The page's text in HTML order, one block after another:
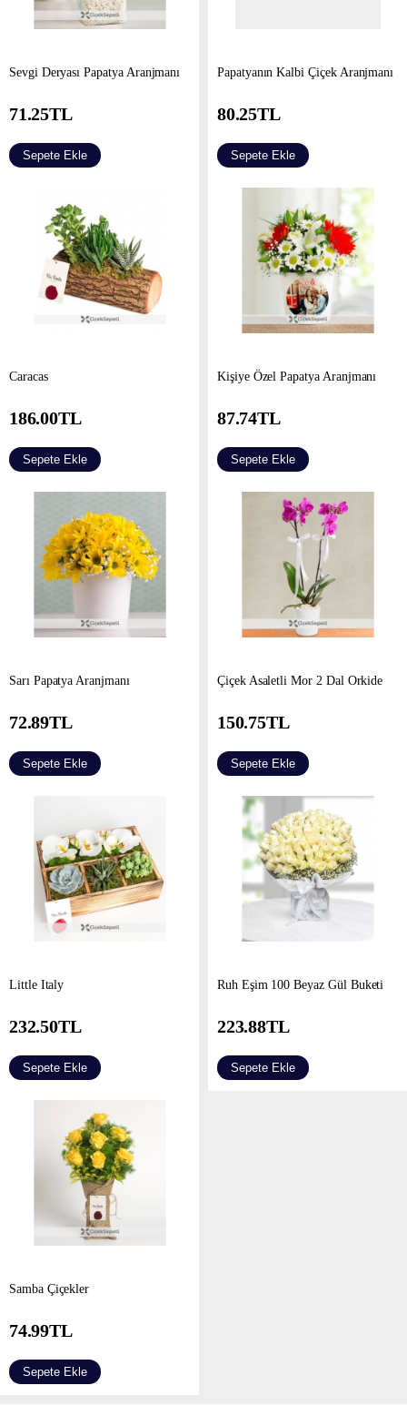
Sevgi Deryası Papatya Aranjmanı
71.25TL
Sepete Ekle
Papatyanın Kalbi Çiçek Aranjmanı
80.25TL
Sepete Ekle
Caracas
186.00TL
Sepete Ekle
Kişiye Özel Papatya Aranjmanı
87.74TL
Sepete Ekle
Sarı Papatya Aranjmanı
72.89TL
Sepete Ekle
Çiçek Asaletli Mor 2 Dal Orkide
150.75TL
Sepete Ekle
Little Italy
232.50TL
Sepete Ekle
Ruh Eşim 100 Beyaz Gül Buketi
223.88TL
Sepete Ekle
Samba Çiçekler
74.99TL
Sepete Ekle